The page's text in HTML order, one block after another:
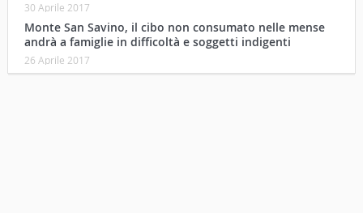
30 Aprile 2017
Monte San Savino, il cibo non consumato nelle mense
andrà a famiglie in difficoltà e soggetti indigenti
26 Aprile 2017